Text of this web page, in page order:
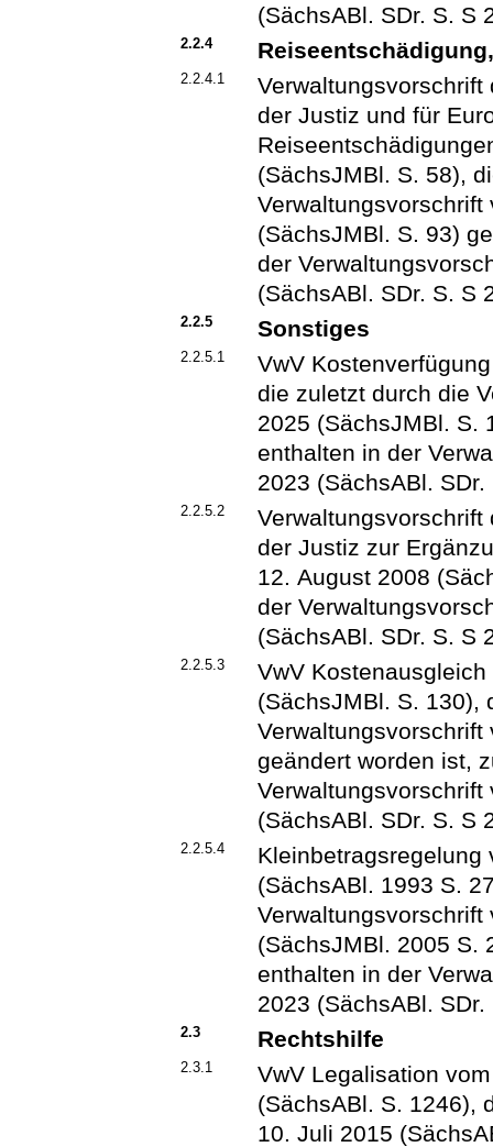
(SächsABl. SDr. S. S
2.2.4
2.2.4.1
der Justiz und für
(SächsJMBl. S. 58),
(SächsJMBl. S. 93)
der
(SächsABl. SDr. S. S
2.2.5 Sonstiges
2.2.5.1
VwV
die zuletzt durch die
2025 (SächsJMBl. S.
enthalten in der
2023 (SächsABl. SDr.
2.2.5.2
der Justiz zur
12. August 2008
der
(SächsABl. SDr. S. S
2.2.5.3
VwV
(SächsJMBl. S. 130),
geändert worden ist,
Verwaltungsvorschrift
(SächsABl. SDr. S. S
2.2.5.4
Kleinbetragsregelung
(SächsABl. 1993 S.
(SächsJMBl. 2005 S.
enthalten in der
2023 (SächsABl. SDr.
2.3 Rechtshilfe
2.3.1
VwV Legalisation
(SächsABl. S. 1246),
10. Juli 2015